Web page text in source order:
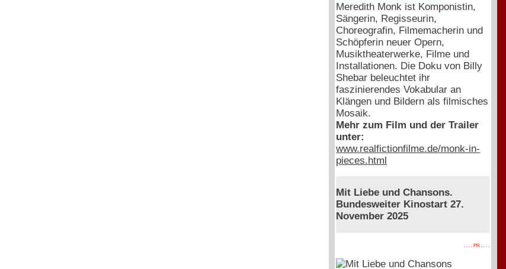
Meredith Monk ist Komponistin,
Sängerin, Regisseurin,
Choreografin, Filmemacherin und
Schöpferin neuer Opern,
Musiktheaterwerke, Filme und
Installationen. Die Doku von Billy
Shebar beleuchtet ihr
faszinierendes Vokabular an
Klängen und Bildern als filmisches
Mosaik.
Mehr zum Film und der Trailer
unter:
www.realfictionfilme.de/monk-in-
pieces.html
Mit Liebe und Chansons.
Bundesweiter Kinostart 27.
November 2025
. . . . PR . . . .